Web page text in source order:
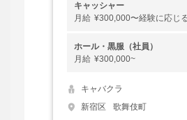
キャッシャー
月給 ¥300,000〜経験に応じ
ホール・黒服（社員）
月給 ¥300,000~
キャバクラ
新宿区
歌舞伎町